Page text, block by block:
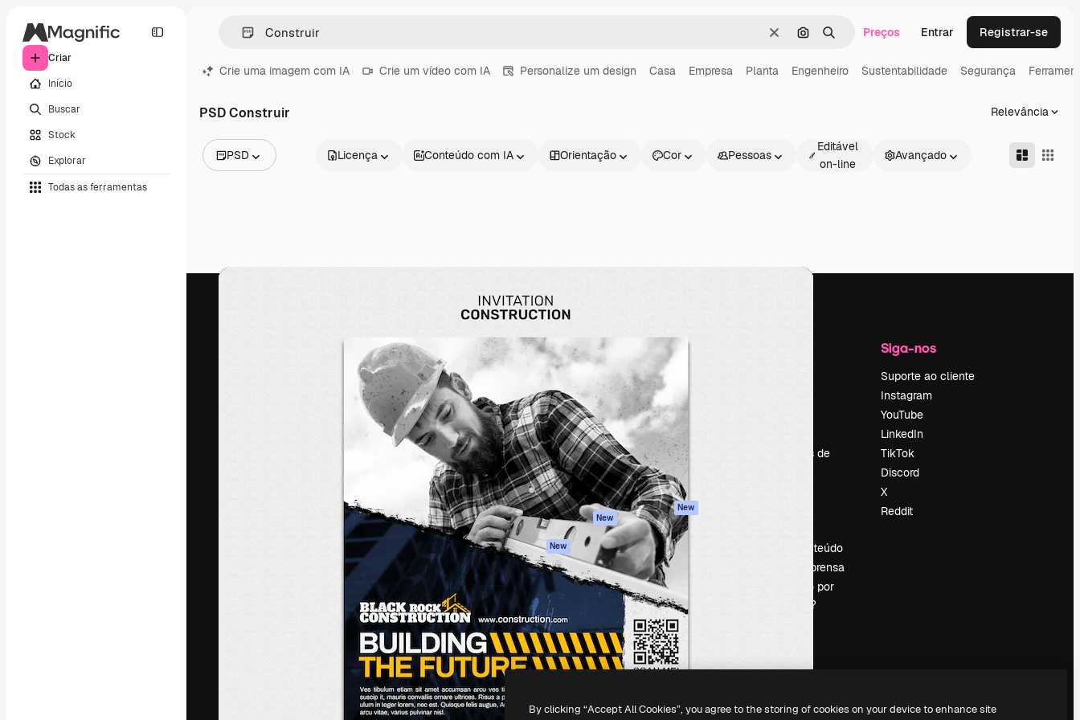
Criar
Início
Buscar
Stock
Explorar
Todas as ferramentas
LimparPesquisar por imagem
BuscarPreços Entrar Registrar-se
Crie uma imagem com IA Crie um vídeo com IA Personalize um design Casa Empresa Planta Engenheiro Sustentabilidade Segurança
PSD Construir Relevância
PSD
Vídeos
Licença Conteúdo com IA Orientação Cor Pessoas
Editável
on-line
Avançado
A plataforma criativa para você direcionar
seu melhor trabalho. Mais de 1 milhão de
assinantes entre criativos, empresas,
agências e estúdios.
Produtos
Assistente de IA
Gerador de
imagens
Gerador de vídeos
Texto para voz
Conteúdo de stock
MCP para
Claude/ChatGPT
New
Agentes New
API
App móvel
Todas as
ferramentas
Começar
Academy
Documentação
Atendimento
Termos e
condições
Política de
privacidade
Originais New
Política de cookies
Central de
confiabilidade
Afiliados
Empresas
Tendências de
Vender conteúdo
Sala de imprensa
Procurando por
magnific.ai?
Siga-nos
Suporte ao cliente
Instagram
YouTube
LinkedIn
TikTok
Discord
X
Reddit
Copyright © 2010- 2026Freepik Company S.L.U. Todos os direitos reservados.
By clicking “Accept All Cookies”, you agree to the storing of cookies on your device to enhance site